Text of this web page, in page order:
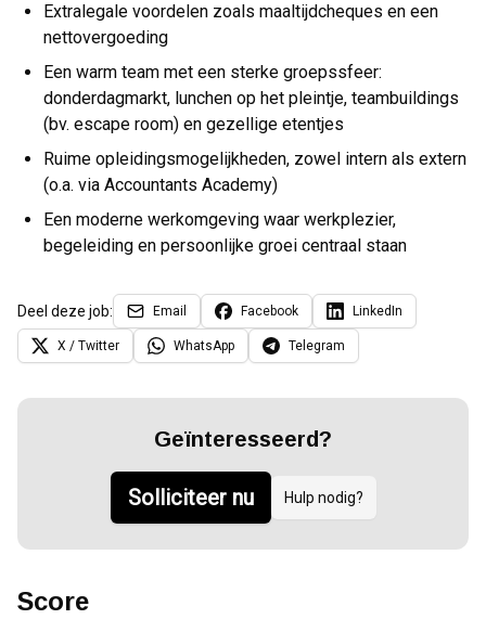
Extralegale voordelen zoals maaltijdcheques en een
nettovergoeding
Een warm team met een sterke groepssfeer:
donderdagmarkt, lunchen op het pleintje, teambuildings
(bv. escape room) en gezellige etentjes
Ruime opleidingsmogelijkheden, zowel intern als extern
(o.a. via Accountants Academy)
Een moderne werkomgeving waar werkplezier,
begeleiding en persoonlijke groei centraal staan
Deel deze job: Email Facebook LinkedIn
X / Twitter WhatsApp Telegram
Geïnteresseerd?
Solliciteer nu Hulp nodig?
Score